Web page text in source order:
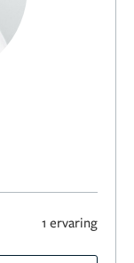
1 ervaring